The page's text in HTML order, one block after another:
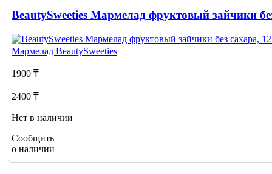
BeautySweeties Мармелад фруктовый зайчики
Мармелад BeautySweeties
1900 ₸
2400 ₸
Нет в наличии
Сообщить
о наличии